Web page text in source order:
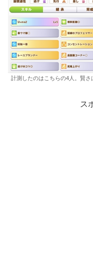
計測したのはこちらの4人。賢
ス